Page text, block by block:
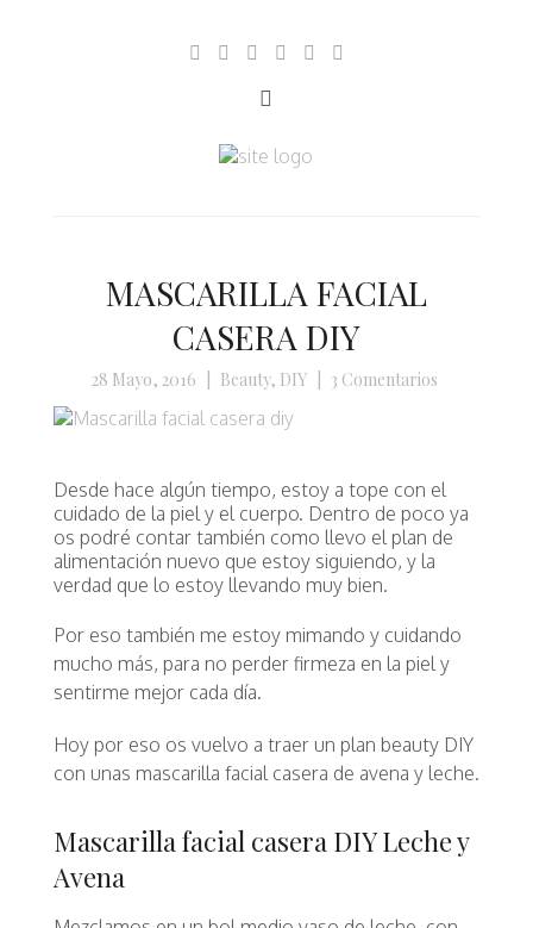
MASCARILLA FACIAL
CASERA DIY
28 Mayo, 2016 Beauty, DIY 3 Comentarios
Desde hace algún tiempo, estoy a tope con el
cuidado de la piel y el cuerpo. Dentro de poco ya
os podré contar también como llevo el plan de
alimentación nuevo que estoy siguiendo, y la
verdad que lo estoy llevando muy bien.
Por eso también me estoy mimando y cuidando
mucho más, para no perder firmeza en la piel y
sentirme mejor cada día.
Hoy por eso os vuelvo a traer un plan beauty DIY
con unas mascarilla facial casera de avena y leche.
Mascarilla facial casera DIY Leche y
Avena